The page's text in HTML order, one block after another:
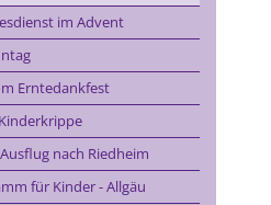
im Advent
Erntedankfest
nach Riedheim
für Kinder - Allgäu